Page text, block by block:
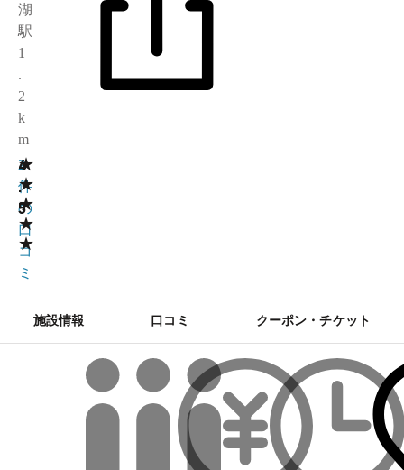
湖
駅
1
.
2
k
m
★
★
★
★
★
4
.
5
2
件
の
口
コ
ミ
施設情報 口コミ クーポン・チケット